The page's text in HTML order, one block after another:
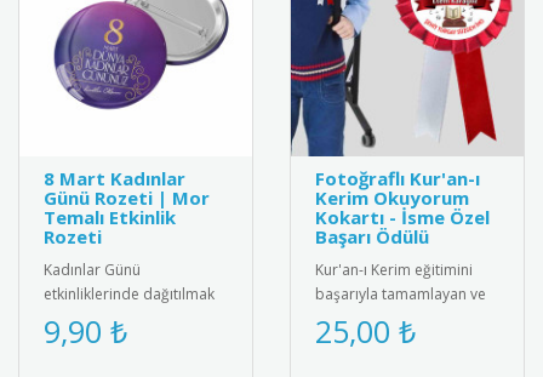
8 Mart Kadınlar
Günü Rozeti | Mor
Temalı Etkinlik
Rozeti
Kadınlar Günü
etkinliklerinde dağıtılmak
üzere özel olarak
tasarlanmış 8 Mart rozeti.
9,90 ₺
Fotoğraflı Kur'an-ı
Kerim Okuyorum
Kokartı - İsme Özel
Başarı Ödülü
Kur'an-ı Kerim eğitimini
başarıyla tamamlayan ve
Kur'an okumaya başlayan
öğrenciler için
25,00 ₺